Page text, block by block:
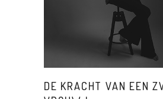
DE KRACHT VAN EEN